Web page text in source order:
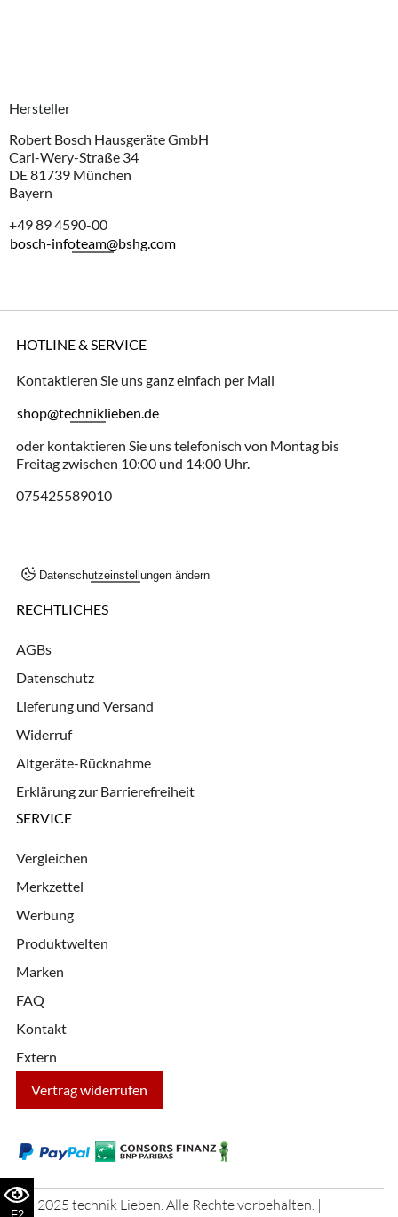
Hersteller
Robert Bosch Hausgeräte GmbH
Carl-Wery-Straße 34
DE 81739 München
Bayern
+49 89 4590-00
bosch-infoteam@bshg.com
HOTLINE & SERVICE
Kontaktieren Sie uns ganz einfach per Mail
shop@techniklieben.de
oder kontaktieren Sie uns telefonisch von Montag bis
Freitag zwischen 10:00 und 14:00 Uhr.
075425589010
Datenschutzeinstellungen ändern
RECHTLICHES
AGBs
Datenschutz
Lieferung und Versand
Widerruf
Altgeräte-Rücknahme
Erklärung zur Barrierefreiheit
SERVICE
Vergleichen
Merkzettel
Werbung
Produktwelten
Marken
FAQ
Kontakt
Extern
Vertrag widerrufen
© 2025 technik Lieben. Alle Rechte vorbehalten. |